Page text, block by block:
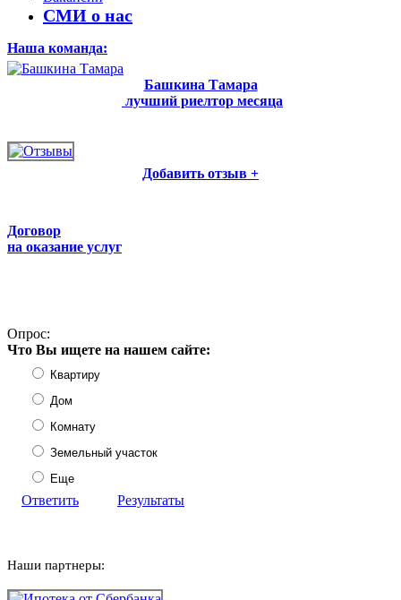
СМИ о нас
Наша команда:
Башкина Тамара
лучший риелтор месяца
Добавить отзыв +
Договор
на оказание услуг
Опрос:
Что Вы ищете на нашем сайте:
Квартиру
Дом
Комнату
Земельный участок
Еще
Ответить Результаты
Наши партнеры: